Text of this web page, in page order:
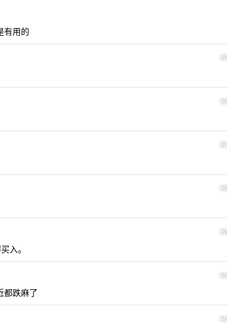
有用的
25
26
27
28
29
入。
30
都跌麻了
31